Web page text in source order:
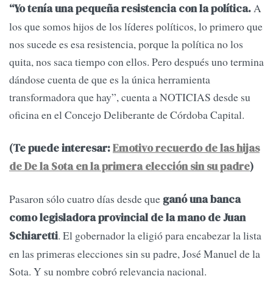
“Yo tenía una pequeña resistencia con la política.A
los que somos hijos de los líderes políticos, lo primero que
nos sucede es esa resistencia, porque la política no los
quita, nos saca tiempo con ellos. Pero después uno termina
dándose cuenta de que es la única herramienta
transformadora que hay”, cuenta a NOTICIAS desde su
oficina en el Concejo Deliberante de Córdoba Capital.
(Te puede interesar:Emotivo recuerdo de las hijas
de De la Sota en la primera elección sin su padre)
Pasaron sólo cuatro días desde que ganó una banca
como legisladora provincial de la mano de Juan
Schiaretti. El gobernador la eligió para encabezar la lista
en las primeras elecciones sin su padre, José Manuel de la
Sota. Y su nombre cobró relevancia nacional.